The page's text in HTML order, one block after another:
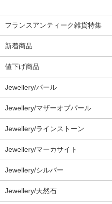
フランスアンティーク雑貨特集
新着商品
値下げ商品
Jewellery/パール
Jewellery/マザーオブパール
Jewellery/ラインストーン
Jewellery/マーカサイト
Jewellery/シルバー
Jewellery/天然石